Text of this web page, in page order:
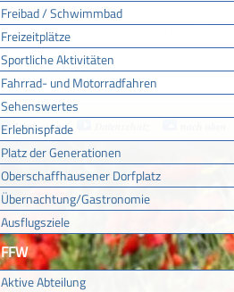
Freibad / Schwimmbad
Freizeitplätze
Sportliche Aktivitäten
Fahrrad- und Motorradfahren
Sehenswertes
Erlebnispfade
Platz der Generationen
Oberschaffhausener Dorfplatz
Übernachtung/Gastronomie
Ausflugsziele
FFW
Aktive Abteilung
Freigabevermerk
19.05.2026 Innenministerium
Impressum